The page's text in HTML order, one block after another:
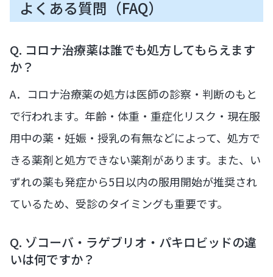
よくある質問（FAQ）
Q. コロナ治療薬は誰でも処方してもらえます
か？
A．コロナ治療薬の処方は医師の診察・判断のもと
で行われます。年齢・体重・重症化リスク・現在服
用中の薬・妊娠・授乳の有無などによって、処方で
きる薬剤と処方できない薬剤があります。また、い
ずれの薬も発症から5日以内の服用開始が推奨され
ているため、受診のタイミングも重要です。
Q. ゾコーバ・ラゲブリオ・パキロビッドの違
いは何ですか？